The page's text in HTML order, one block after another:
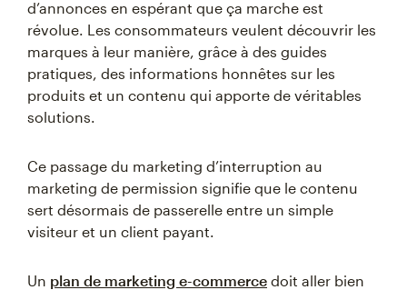
d’annonces en espérant que ça marche est
révolue. Les consommateurs veulent découvrir les
marques à leur manière, grâce à des guides
pratiques, des informations honnêtes sur les
produits et un contenu qui apporte de véritables
solutions.
Ce passage du marketing d’interruption au
marketing de permission signifie que le contenu
sert désormais de passerelle entre un simple
visiteur et un client payant.
Un plan de marketing e-commerce doit aller bien